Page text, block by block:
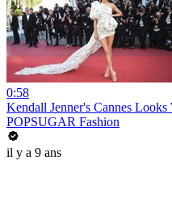
0:58
Kendall Jenner's Cannes
POPSUGAR Fashion
il y a 9 ans